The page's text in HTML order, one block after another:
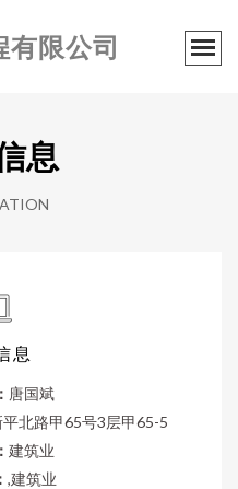
限公司
息
息
唐国斌
北路甲65号3层甲65-5
建筑业
,建筑业